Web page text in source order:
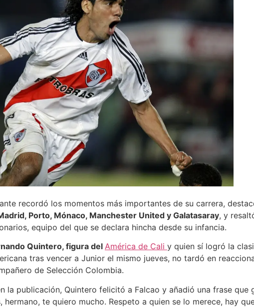
recordó los momentos más importantes de su carrera,
Porto, Mónaco, Manchester United y Galatasaray, y
equipo del que se declara hincha desde su infancia.
Quintero, figura del América de Cali y quien sí logró la
tras vencer a Junior el mismo jueves, no tardó en
de Selección Colombia.
la publicación, Quintero felicitó a Falcao y añadió una frase que
hermano, te quiero mucho. Respeto a quien se lo merece, hay